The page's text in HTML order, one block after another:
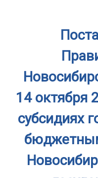
14 октября
субсидиях